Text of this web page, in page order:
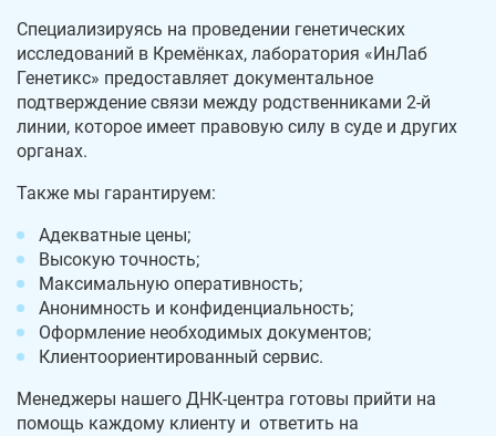
Специализируясь на проведении генетических
исследований в Кремёнках, лаборатория «ИнЛаб
Генетикс» предоставляет документальное
подтверждение связи между родственниками 2-й
линии, которое имеет правовую силу в суде и других
органах.
Также мы гарантируем:
Адекватные цены;
Высокую точность;
Максимальную оперативность;
Анонимность и конфиденциальность;
Оформление необходимых документов;
Клиентоориентированный сервис.
Менеджеры нашего ДНК-центра готовы прийти на
помощь каждому клиенту и ответить на